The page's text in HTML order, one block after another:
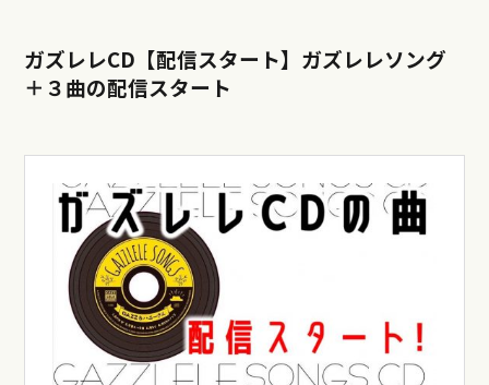
ガズレレCD【配信スタート】ガズレレソング
＋３曲の配信スタート